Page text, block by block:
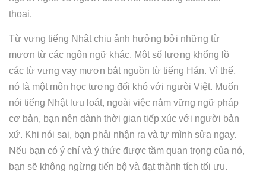
thoại.
Từ vựng tiếng Nhật chịu ảnh hưởng bởi những từ
mượn từ các ngôn ngữ khác. Một số lượng khổng lồ
các từ vựng vay mượn bắt nguồn từ tiếng Hán. Vì thế,
nó là một môn học tương đối khó với ngưòi Việt. Muốn
nói tiếng Nhật lưu loát, ngoài việc nắm vững ngữ pháp
cơ bản, bạn nên dành thời gian tiếp xúc với người bản
xứ. Khi nói sai, bạn phải nhận ra và tự mình sửa ngay.
Nếu bạn có ý chí và ý thức được tầm quan trọng của nó,
bạn sẽ không ngừng tiến bộ và đạt thành tích tối ưu.